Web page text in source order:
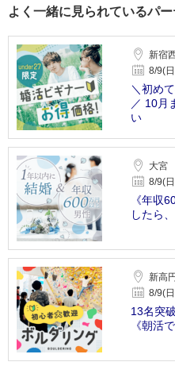
よく一緒に見られているパ
新宿
8/9(
＼初め
／ 10月
い
大宮
8/9(
《年収
したら
新高
8/9(
13名突
《朝活